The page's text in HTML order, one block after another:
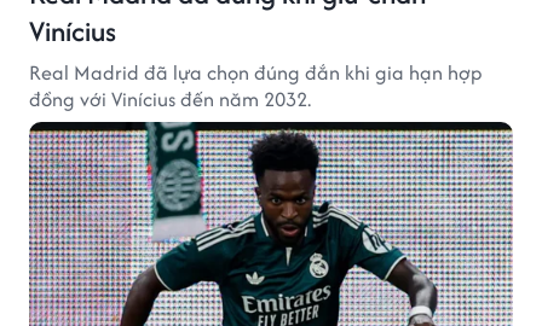
Vinícius
Real Madrid đã lựa chọn đúng đắn khi gia hạn hợp
đồng với Vinícius đến năm 2032.